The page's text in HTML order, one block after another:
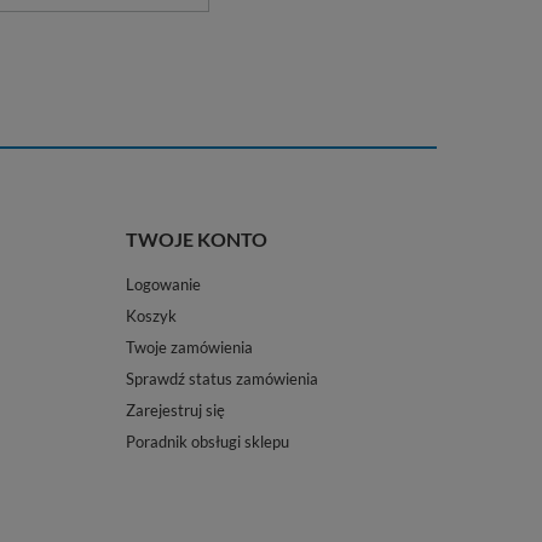
TWOJE KONTO
Logowanie
Koszyk
Twoje zamówienia
Sprawdź status zamówienia
Zarejestruj się
Poradnik obsługi sklepu